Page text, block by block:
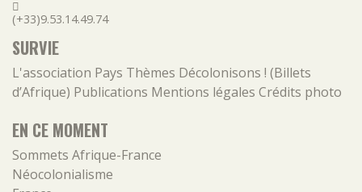
(+33)9.53.14.49.74
SURVIE
L'association Pays Thèmes Décolonisons ! (Billets
d’Afrique) Publications Mentions légales Crédits photo
EN CE MOMENT
Sommets Afrique-France
Néocolonialisme